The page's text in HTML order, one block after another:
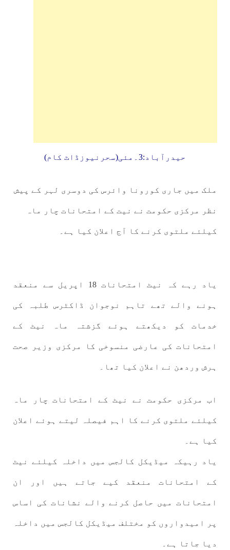
حیدرآباد:3۔مئی(سحرنیوزڈاٹ کام)
ملک میں جاری کورونا وائرس کی دوسری لہر کے پیش
نظر مرکزی حکومت نے نیت کے امتحانات چار ماہ
کیلئے ملتوی کرنے کا آج اعلان کیا ہے۔
یاد رہے کہ نیٹ امتحانات 18 اپریل سے منعقد
ہونے والے تھے تاہم نوجوان ڈاکٹرس طلبہ کی
خدمات کو دیکھتے ہوئے گزشتہ ماہ نیٹ کے
امتحانات کی عارضی منسوخی کا مرکزی وزیر صحت
ہرش وردھن نے اعلان کیا تھا۔
اب مرکزی حکومت نے نیٹ کے امتحانات چار ماہ
کیلئے ملتوی کرنے کا اہم فیصلہ لیتے ہوئے اعلان
کیا ہے۔
یاد رہیکہ میڈیکل کالجس میں داخلہ کیلئے نیٹ
کے امتحانات منعقد کیے جاتے ہیں اور ان
امتحانات میں حاصل کرنے والے نشانات کی اساس
پر امیدواروں کو مختلف میڈیکل کالجس میں داخلہ
دیا جاتا ہے۔